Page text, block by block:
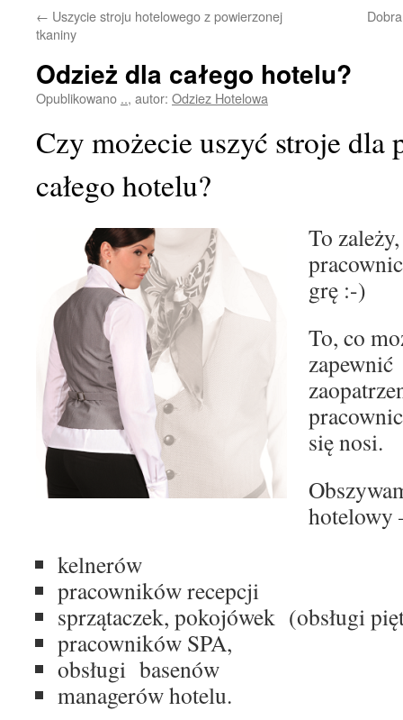
← Uszycie stroju hotelowego z powierzonej
tkaniny
Odzież dla całego hotelu?
Opublikowano .., autor: Odziez Hotelowa
Czy możecie uszyć stroje dla
całego hotelu?
To
grę :-)
To, co
się nosi.
hotelowy
kelnerów
pracowników recepcji
sprzątaczek, pokojówek (obsługi
pracowników SPA,
obsługi basenów
managerów hotelu.